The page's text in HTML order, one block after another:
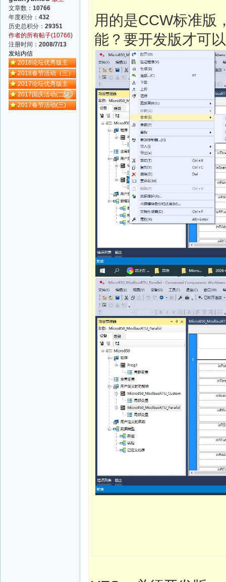
文章数： 10766
年度积分： 432
历史总积分： 29351
作者的所有帖子(10766)
注册时间： 2008/7/13
发站内信
2018论坛优秀版主
2018春节活动（三）
2017论坛优秀版主
2017国庆活动(二)
2017春节活动(三)
用的是CCW标准版
能？要开发版才可